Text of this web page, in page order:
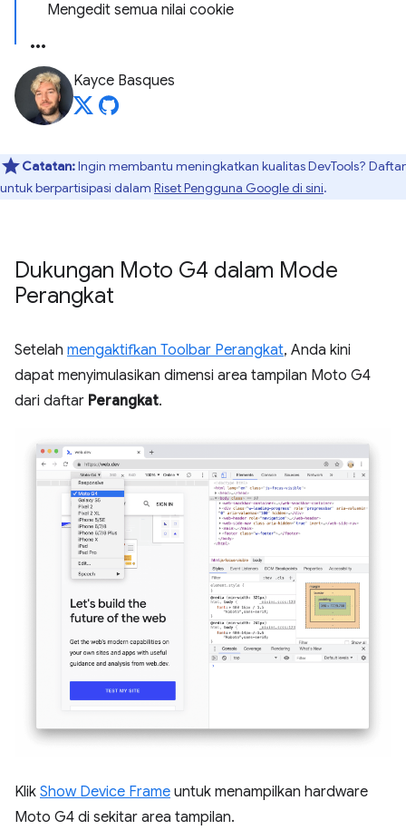
Mengedit semua nilai cookie
Kayce Basques
Catatan:Ingin membantu meningkatkan kualitas DevTools? Daftar
untuk berpartisipasi dalam Riset Pengguna Google di sini.
Dukungan Moto G4 dalam Mode
Perangkat
Setelah mengaktifkan Toolbar Perangkat, Anda kini
dapat menyimulasikan dimensi area tampilan Moto G4
dari daftar Perangkat.
Klik Show Device Frame untuk menampilkan hardware
Moto G4 di sekitar area tampilan.